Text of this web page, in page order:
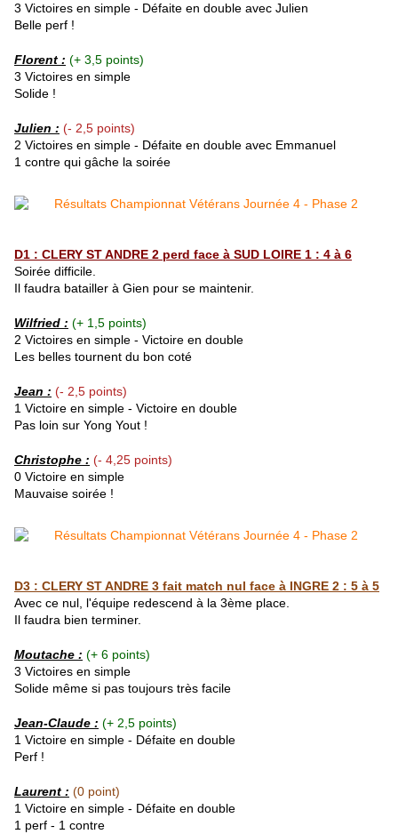
3 Victoires en simple - Défaite en double avec Julien
Belle perf !
Florent : (+ 3,5 points)
3 Victoires en simple
Solide !
Julien : (- 2,5 points)
2 Victoires en simple - Défaite en double avec Emmanuel
1 contre qui gâche la soirée
D1 : CLERY ST ANDRE 2 perd face à SUD LOIRE 1 : 4 à 6
Soirée difficile.
Il faudra batailler à Gien pour se maintenir.
Wilfried : (+ 1,5 points)
2 Victoires en simple - Victoire en double
Les belles tournent du bon coté
Jean : (- 2,5 points)
1 Victoire en simple - Victoire en double
Pas loin sur Yong Yout !
Christophe : (- 4,25 points)
0 Victoire en simple
Mauvaise soirée !
D3 : CLERY ST ANDRE 3 fait match nul face à INGRE 2 : 5 à 5
Avec ce nul, l'équipe redescend à la 3ème place.
Il faudra bien terminer.
Moutache : (+ 6 points)
3 Victoires en simple
Solide même si pas toujours très facile
Jean-Claude : (+ 2,5 points)
1 Victoire en simple - Défaite en double
Perf !
Laurent : (0 point)
1 Victoire en simple - Défaite en double
1 perf - 1 contre